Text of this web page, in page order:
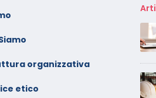
organizzativa
etico
il consenso di
Maggio –